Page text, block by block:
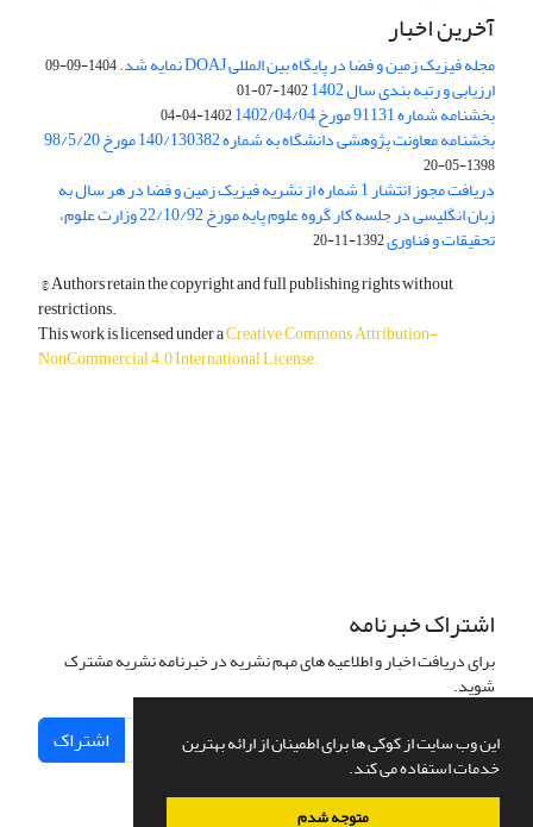
این وب سایت از کوکی ها برای اطمینان از ارائه بهترین
خدمات استفاده می کند.
متوجه شدم
آخرین اخبار
مجله فیزیک زمین و فضا در پایگاه بین المللی DOAJ نمایه شد. 1404-09-09
ارزیابی و رتبه بندی سال 1402 1402-07-01
بخشنامه شماره 91131 مورخ 1402/04/04 1402-04-04
بخشنامه معاونت پژوهشی دانشگاه به شماره 140/130382 مورخ 98/5/20
1398-05-20
دریافت مجوز انتشار 1 شماره از نشریه فیزیک زمین و فضا در هر سال به
زبان انگلیسی در جلسه کار گروه علوم پایه مورخ 22/10/92 وزارت علوم،
تحقیقات و فناوری1392-11-20
© Authors retain the copyright and full publishing rights without
restrictions.
This work is licensed under aCreative Commons Attribution-
NonCommercial 4.0 International License.
اشتراک خبرنامه
برای دریافت اخبار و اطلاعیه های مهم نشریه در خبرنامه نشریه مشترک
شوید.
اشتراک